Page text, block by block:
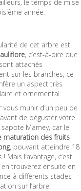
le temps de mise
année.
de cet arbre est
, c’est-à-dire que
attachés
sur les branches, ce
un aspect très
et ornemental.
vous munir d’un peu de
de déguster votre
Mamey, car le
maturation des fruits
, pouvant atteindre 18
Mais l’avantage, c’est
trouverez ensuite en
à différents stades
sur l’arbre.